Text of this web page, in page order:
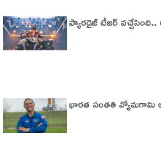
ప్యారడైజ్‌ టీజర్‌
భారత సంతతి వ్యోమగామి